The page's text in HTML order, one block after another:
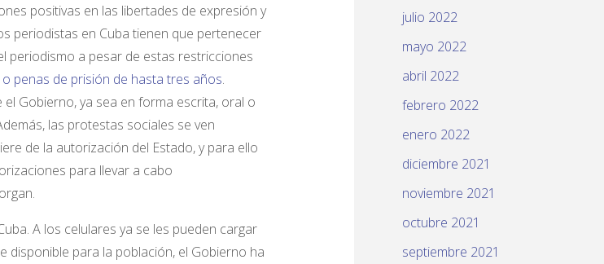
positivas en las libertades de expresión y
periodistas en Cuba tienen que pertenecer
periodismo a pesar de estas restricciones
penas de prisión de hasta tres años.
Gobierno, ya sea en forma escrita, oral o
las protestas sociales se ven
de la autorización del Estado, y para ello
para llevar a cabo
A los celulares ya se les pueden cargar
para la población, el Gobierno ha
julio 2022
mayo 2022
abril 2022
febrero 2022
enero 2022
diciembre 2021
noviembre 2021
octubre 2021
septiembre 2021